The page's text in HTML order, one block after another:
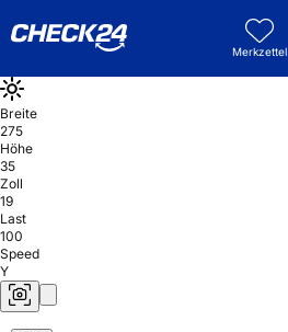
Merkzettel
Breite
275
Höhe
35
Zoll
19
Last
100
Speed
Y